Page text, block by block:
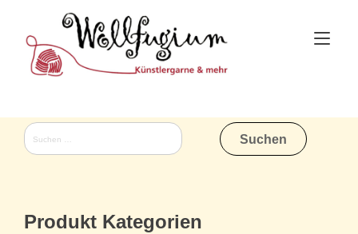
content
Suchen
nach:
Produkt Kategorien